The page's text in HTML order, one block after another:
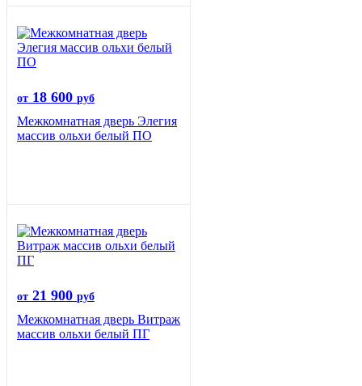
от 18 600 руб
Межкомнатная дверь Элегия
массив ольхи белый ПО
от 21 900 руб
Межкомнатная дверь Витраж
массив ольхи белый ПГ